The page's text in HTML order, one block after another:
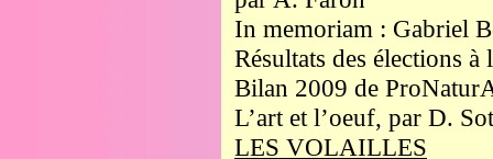
In memoriam : Gabriel
Résultats des élections à
Bilan 2009 de
L’art et l’oeuf, par D.
LES VOLAILLES